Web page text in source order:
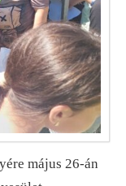
május 26-án